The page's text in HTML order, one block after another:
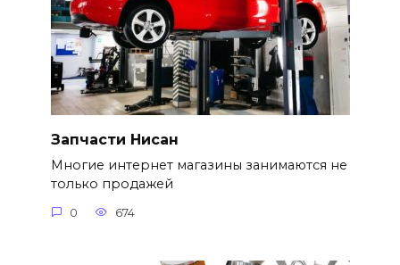
Запчасти Нисан
Многие интернет магазины занимаются не
только продажей
0 674